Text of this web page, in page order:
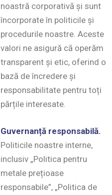
noastră corporativă și sunt
încorporate în politicile și
procedurile noastre. Aceste
valori ne asigură că operăm
transparent și etic, oferind o
bază de încredere și
responsabilitate pentru toți
părțile interesate.
Guvernanță responsabilă.
Politicile noastre interne,
inclusiv „Politica pentru
metale prețioase
responsabile”, „Politica de